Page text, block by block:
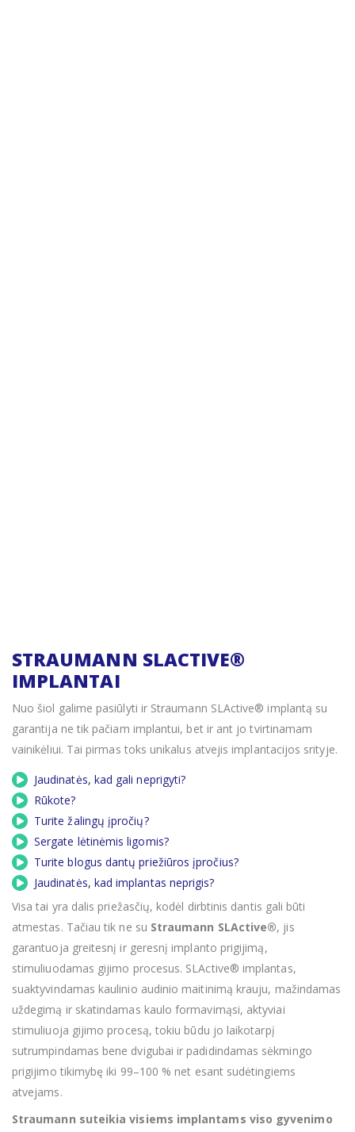
STRAUMANN SLACTIVE®
IMPLANTAI
Nuo šiol galime pasiūlyti ir Straumann SLActive® implantą su
garantija ne tik pačiam implantui, bet ir ant jo tvirtinamam
vainikėliui. Tai pirmas toks unikalus atvejis implantacijos srityje.
Jaudinatės, kad gali neprigyti?
Rūkote?
Turite žalingų įpročių?
Sergate lėtinėmis ligomis?
Turite blogus dantų priežiūros įpročius?
Jaudinatės, kad implantas neprigis?
Visa tai yra dalis priežasčių, kodėl dirbtinis dantis gali būti
atmestas. Tačiau tik ne su Straumann SLActive®, jis
garantuoja greitesnį ir geresnį implanto prigijimą,
stimuliuodamas gijimo procesus. SLActive® implantas,
suaktyvindamas kaulinio audinio maitinimą krauju, mažindamas
uždegimą ir skatindamas kaulo formavimąsi, aktyviai
stimuliuoja gijimo procesą, tokiu būdu jo laikotarpį
sutrumpindamas bene dvigubai ir padidindamas sėkmingo
prigijimo tikimybę iki 99–100 % net esant sudėtingiems
atvejams.
Straumann suteikia visiems implantams viso gyvenimo